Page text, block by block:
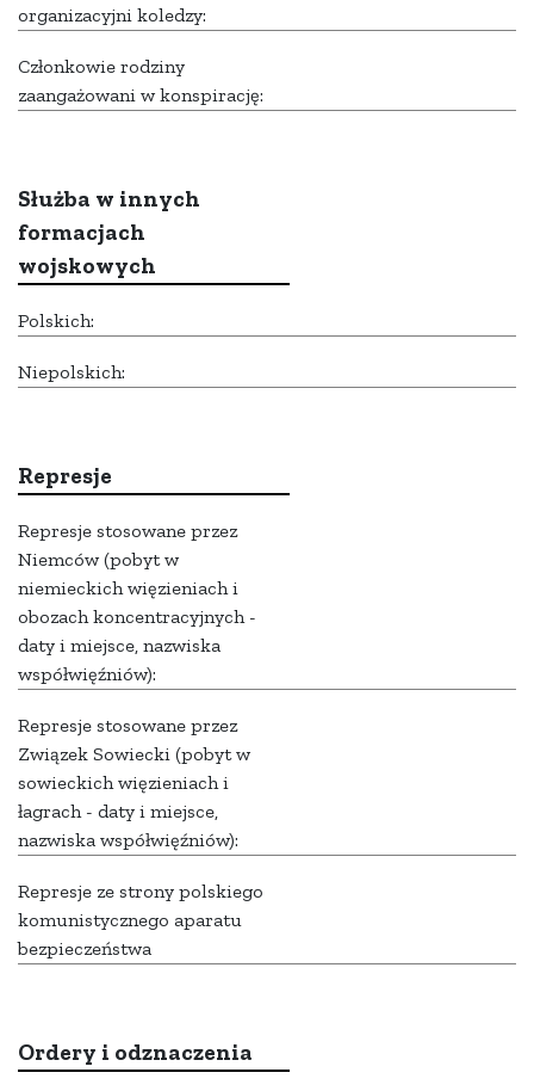
organizacyjni koledzy:
Członkowie rodziny
zaangażowani w konspirację:
Służba w innych
formacjach
wojskowych
Polskich:
Niepolskich:
Represje
Represje stosowane przez
Niemców (pobyt w
niemieckich więzieniach i
obozach koncentracyjnych -
daty i miejsce, nazwiska
współwięźniów):
Represje stosowane przez
Związek Sowiecki (pobyt w
sowieckich więzieniach i
łagrach - daty i miejsce,
nazwiska współwięźniów):
Represje ze strony polskiego
komunistycznego aparatu
bezpieczeństwa
Ordery i odznaczenia